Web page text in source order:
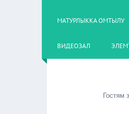
МАТУРЛЫККА ОМТЫЛУ
ВИДЕОЗАЛ
Гостям